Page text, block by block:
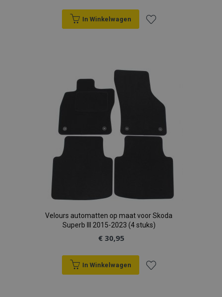
In Winkelwagen
aan
verlanglijst
Velours automatten op maat voor Skoda
Superb III 2015-2023 (4 stuks)
€ 30,95
In Winkelwagen